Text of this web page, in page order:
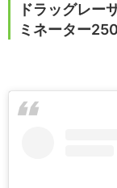
ドラッグレー
ミネーター